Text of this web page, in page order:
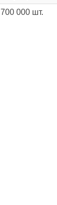
700 000 шт.